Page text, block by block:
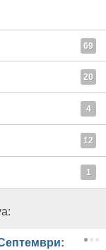
69
20
4
12
1